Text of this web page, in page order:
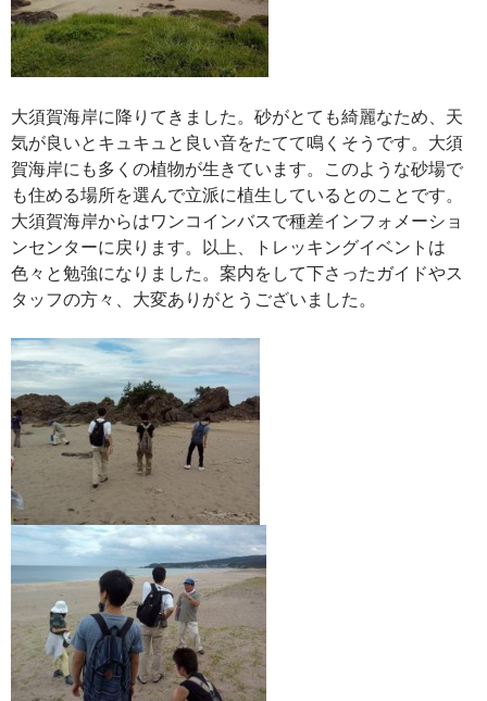
大須賀海岸に降りてきました。砂がとても綺麗なため、天
気が良いとキュキュと良い音をたてて鳴くそうです。大須
賀海岸にも多くの植物が生きています。このような砂場で
も住める場所を選んで立派に植生しているとのことです。
大須賀海岸からはワンコインバスで種差インフォメーショ
ンセンターに戻ります。以上、トレッキングイベントは
色々と勉強になりました。案内をして下さったガイドやス
タッフの方々、大変ありがとうございました。